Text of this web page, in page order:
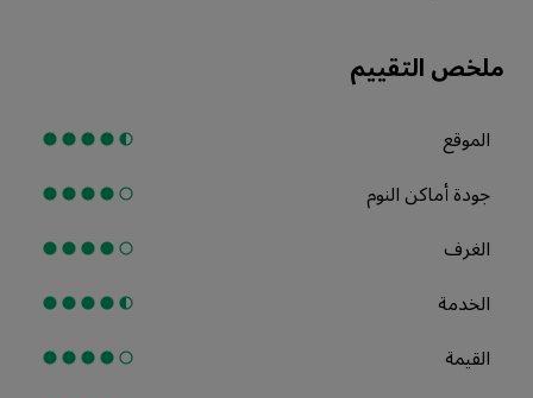
ملخص التقييم
الموقع
جودة أماكن النوم
الغرف
الخدمة
القيمة